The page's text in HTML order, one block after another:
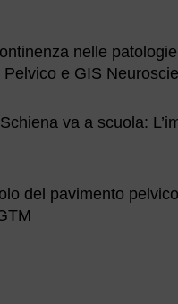
nelle
e GIS
va a scuola:
del pavimento